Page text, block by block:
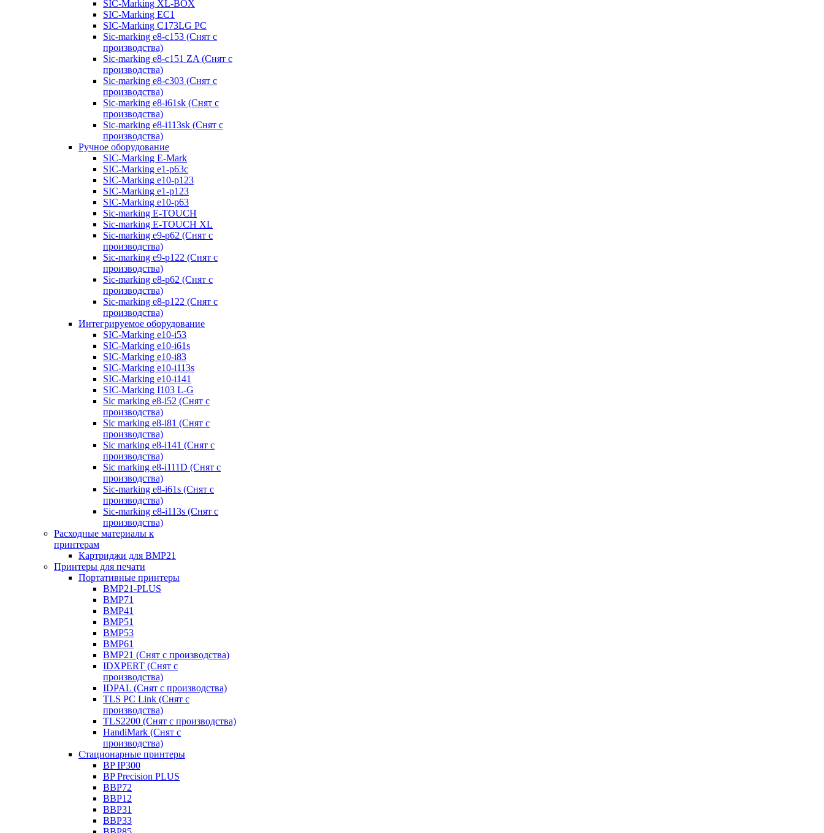
SIC-Marking XL-BOX
SIC-Marking EC1
SIC-Marking C173LG PC
Sic-marking e8-c153 (Снят с
производства)
Sic-marking e8-c151 ZA (Снят с
производства)
Sic-marking e8-c303 (Снят с
производства)
Sic-marking e8-i61sk (Снят с
производства)
Sic-marking e8-i113sk (Снят с
производства)
Ручное оборудование
SIC-Marking E-Mark
SIC-Marking e1-p63с
SIC-Marking e10-p123
SIC-Marking e1-p123
SIC-Marking e10-p63
Sic-marking E-TOUCH
Sic-marking E-TOUCH XL
Sic-marking e9-p62 (Снят с
производства)
Sic-marking e9-p122 (Снят с
производства)
Sic-marking e8-p62 (Снят с
производства)
Sic-marking e8-p122 (Снят с
производства)
Интегрируемое оборудование
SIC-Marking e10-i53
SIC-Marking e10-i61s
SIC-Marking e10-i83
SIC-Marking e10-i113s
SIC-Marking e10-i141
SIC-Marking I103 L-G
Sic marking e8-i52 (Снят с
производства)
Sic marking e8-i81 (Снят с
производства)
Sic marking e8-i141 (Снят с
производства)
Sic marking e8-i111D (Снят с
производства)
Sic-marking e8-i61s (Снят с
производства)
Sic-marking e8-i113s (Снят с
производства)
Расходные материалы к
принтерам
Картриджи для BMP21
Принтеры для печати
Портативные принтеры
BMP21-PLUS
BMP71
BMP41
BMP51
BMP53
BMP61
BMP21 (Снят с производства)
IDXPERT (Снят с
производства)
IDPAL (Снят с производства)
TLS PC Link (Снят с
производства)
TLS2200 (Снят с производства)
HandiMark (Снят с
производства)
Стационарные принтеры
BP IP300
BP Precision PLUS
BBP72
BBP12
BBP31
BBP33